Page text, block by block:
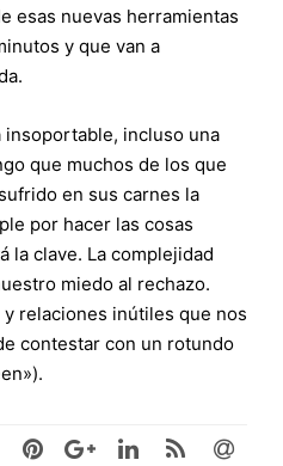
esas nuevas herramientas
y que van a
insoportable, incluso una
que muchos de los que
en sus carnes la
por hacer las cosas
la clave. La complejidad
miedo al rechazo.
relaciones inútiles que nos
contestar con un rotundo